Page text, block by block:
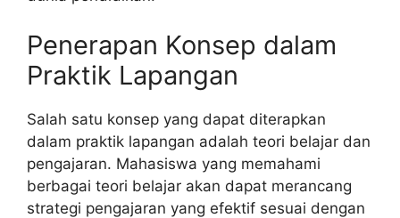
Penerapan Konsep dalam
Praktik Lapangan
Salah satu konsep yang dapat diterapkan
dalam praktik lapangan adalah teori belajar dan
pengajaran. Mahasiswa yang memahami
berbagai teori belajar akan dapat merancang
strategi pengajaran yang efektif sesuai dengan